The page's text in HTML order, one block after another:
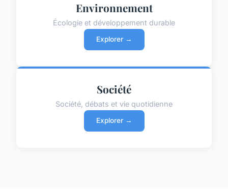
Environnement
Écologie et développement durable
Explorer →
Société
Société, débats et vie quotidienne
Explorer →